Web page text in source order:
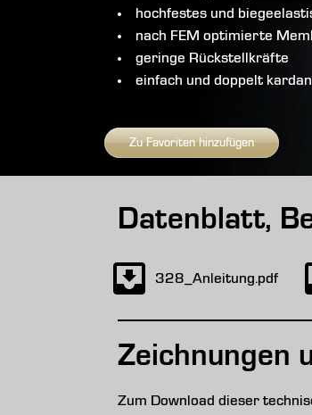
hochfestes und
nach FEM optimierte
geringe Rückstellkräfte
einfach und doppelt
Zu Favoriten hinzufügen
Datenblatt,
328_Anleitung.pdf
Zeichnungen
Zum Download dieser